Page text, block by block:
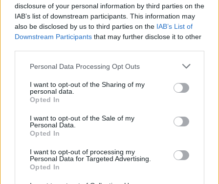
disclosure of your personal information by third parties on the
IAB’s list of downstream participants. This information may
also be disclosed by us to third parties on the IAB’s List of
Downstream Participants that may further disclose it to other
Personal Data Processing Opt Outs
I want to opt-out of the Sharing of my
personal data.
Opted In
I want to opt-out of the Sale of my
Personal Data.
Opted In
I want to opt-out of processing my
Personal Data for Targeted Advertising.
Opted In
Καρότο και παντζάρι
Σκούρα πράσινα φυλλώδη λαχανικά
(σπανάκι, ρόκα, σέσκουλο, λαχανίδα, ραδίκι)
Ξηροί καρποί (κυρίως ωμά και ανάλατα
αμύγδαλα, φιστίκι macadamia και κάσιους)
Τσάι τσουκνίδας και γάλα γαϊδουράγκαθου
Τζίντζερ
Σε κάθε περίπτωση θα πρέπει να συμβουλεύεστε
το γιατρό σας προκειμένου να εξακριβώσετε αν
υπάρχει κάποια τροφική αλλεργία ή άλλες
παθήσεις, οι οποίες απαγορεύουν την πρόσληψη